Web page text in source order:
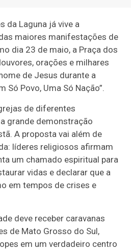
da Laguna já vive a
maiores manifestações de
dia 23 de maio, a Praça dos
orações e milhares
de Jesus durante a
Só Povo, Uma Só Nação”.
de diferentes
grande demonstração
A proposta vai além de
líderes religiosos afirmam
um chamado espiritual para
vidas e declarar que a
em tempos de crises e
deve receber caravanas
de Mato Grosso do Sul,
em um verdadeiro centro